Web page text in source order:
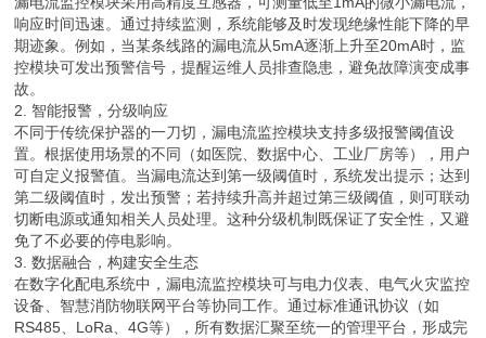
响应时间迅速。通过持续监测，系统能够及时发现绝缘性能下降的早
期迹象。例如，当某条线路的漏电流从5mA逐渐上升至20mA时，监
控模块可发出预警信号，提醒运维人员排查隐患，避免故障演变成事
故。
2. 智能报警，分级响应
不同于传统保护器的一刀切，漏电流监控模块支持多级报警阈值设
置。根据使用场景的不同（如医院、数据中心、工业厂房等），用户
可自定义报警值。当漏电流达到第一级阈值时，系统发出提示；达到
第二级阈值时，发出预警；若持续升高并超过第三级阈值，则可联动
切断电源或通知相关人员处理。这种分级机制既保证了安全性，又避
免了不必要的停电影响。
3. 数据融合，构建安全生态
在数字化配电系统中，漏电流监控模块可与电力仪表、电气火灾监控
设备、智慧消防物联网平台等协同工作。通过标准通讯协议（如
RS485、LoRa、4G等），所有数据汇聚至统一的管理平台，形成完